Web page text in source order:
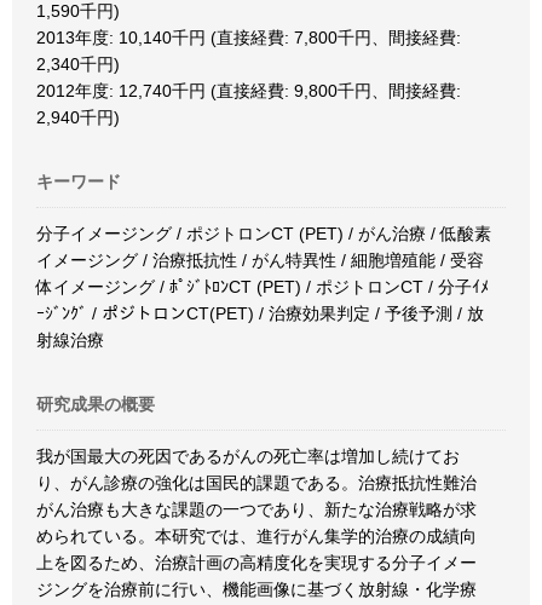
1,590千円)
2013年度: 10,140千円 (直接経費: 7,800千円、間接経費:
2,340千円)
2012年度: 12,740千円 (直接経費: 9,800千円、間接経費:
2,940千円)
キーワード
分子イメージング / ポジトロンCT (PET) / がん治療 / 低酸素
イメージング / 治療抵抗性 / がん特異性 / 細胞増殖能 / 受容
体イメージング / ﾎﾟｼﾞﾄﾛﾝCT (PET) / ポジトロンCT / 分子ｲﾒ
ｰｼﾞﾝｸﾞ / ポジトロンCT(PET) / 治療効果判定 / 予後予測 / 放
射線治療
研究成果の概要
我が国最大の死因であるがんの死亡率は増加し続けてお
り、がん診療の強化は国民的課題である。治療抵抗性難治
がん治療も大きな課題の一つであり、新たな治療戦略が求
められている。本研究では、進行がん集学的治療の成績向
上を図るため、治療計画の高精度化を実現する分子イメー
ジングを治療前に行い、機能画像に基づく放射線・化学療